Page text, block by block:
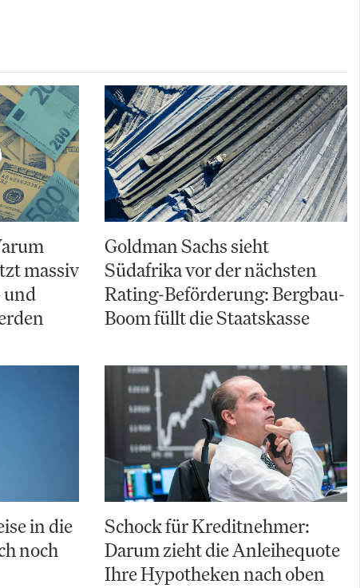
massiv
und
Goldman Sachs sieht
Südafrika vor der nächsten
Rating-Beförderung: Bergbau-
Boom füllt die Staatskasse
in die
noch
Schock für Kreditnehmer:
Darum zieht die Anleihequote
Ihre Hypotheken nach oben